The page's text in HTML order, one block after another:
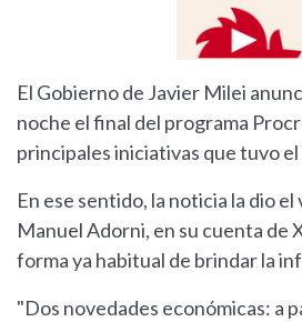
El Gobierno de Javier Milei
noche el final del programa
principales iniciativas que tuvo
En ese sentido, la noticia la dio
Manuel Adorni, en su cuenta de
forma ya habitual de brindar la
"Dos novedades económicas: a